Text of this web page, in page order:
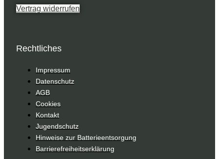
Vertrag widerrufen
Rechtliches
Impressum
Datenschutz
AGB
Cookies
Kontakt
Jugendschutz
Hinweise zur Batterieentsorgung
Barrierefreiheitserklärung